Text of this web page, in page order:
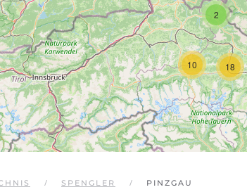
2
10 18
SPENGLER PINZGAU